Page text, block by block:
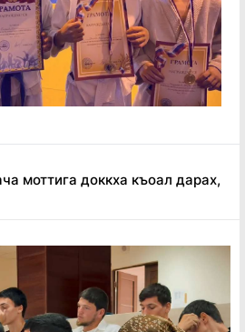
моттига доккха къоал дарах,